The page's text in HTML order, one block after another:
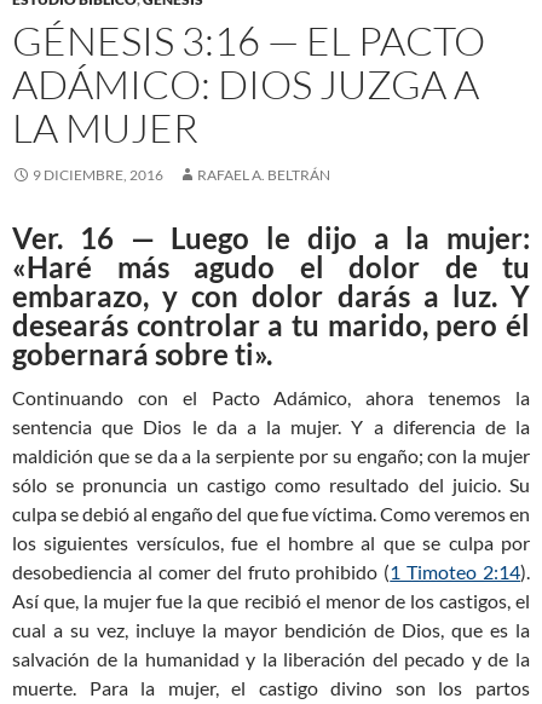
GÉNESIS 3:16 — EL PACTO
ADÁMICO: DIOS JUZGA A
LA MUJER
9 DICIEMBRE, 2016 RAFAEL A. BELTRÁN
Ver. 16 — Luego le dijo a la mujer:
«Haré más agudo el dolor de tu
embarazo, y con dolor darás a luz. Y
desearás controlar a tu marido, pero él
gobernará sobre ti».
Continuando con el Pacto Adámico, ahora tenemos la
sentencia que Dios le da a la mujer. Y a diferencia de la
maldición que se da a la serpiente por su engaño; con la mujer
sólo se pronuncia un castigo como resultado del juicio. Su
culpa se debió al engaño del que fue víctima. Como veremos en
los siguientes versículos, fue el hombre al que se culpa por
desobediencia al comer del fruto prohibido (1 Timoteo 2:14).
Así que, la mujer fue la que recibió el menor de los castigos, el
cual a su vez, incluye la mayor bendición de Dios, que es la
salvación de la humanidad y la liberación del pecado y de la
muerte. Para la mujer, el castigo divino son los partos